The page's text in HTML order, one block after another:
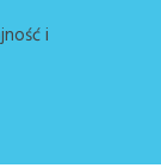
i